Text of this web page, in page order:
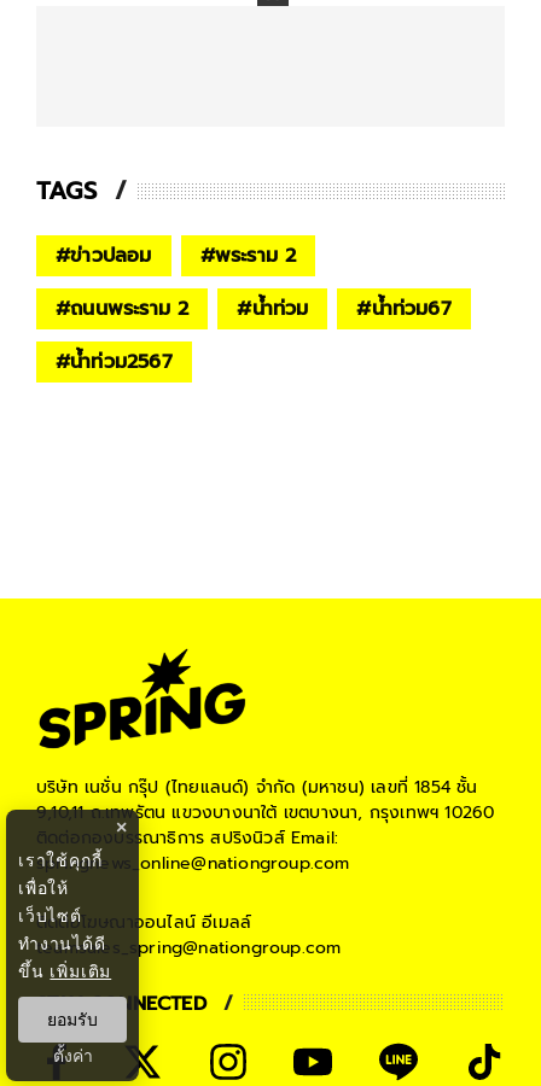
TAGS
#ข่าวปลอม #พระราม 2
#ถนนพระราม 2 #น้ำท่วม #น้ำท่วม67
#น้ำท่วม2567
บริษัท เนชั่น กรุ๊ป (ไทยแลนด์) จำกัด (มหาชน) เลขที่ 1854 ชั้น
9,10,11 ถ.เทพรัตน แขวงบางนาใต้ เขตบางนา, กรุงเทพฯ 10260
ติดต่อกองบรรณาธิการ สปริงนิวส์Email:
springnews_online@nationgroup.com
ติดต่อโฆษณาออนไลน์ อีเมลล์
teamsales_spring@nationgroup.com
STAY CONNECTED
×
เราใช้คุกกี้
เพื่อให้
เว็บไซต์
ทำงานได้ดี
ขึ้น เพิ่มเติม
ยอมรับ
ตั้งค่า